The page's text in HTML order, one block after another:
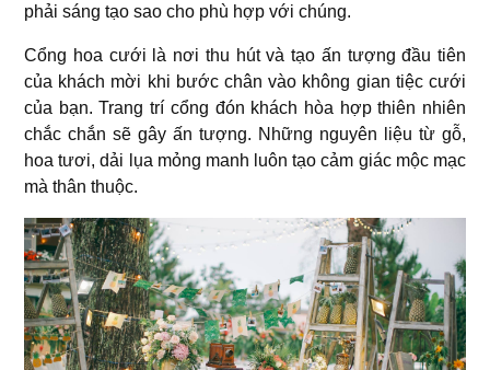
phải sáng tạo sao cho phù hợp với chúng.
Cổng hoa cưới là nơi thu hút và tạo ấn tượng đầu tiên
của khách mời khi bước chân vào không gian tiệc cưới
của bạn. Trang trí cổng đón khách hòa hợp thiên nhiên
chắc chắn sẽ gây ấn tượng. Những nguyên liệu từ gỗ,
hoa tươi, dải lụa mỏng manh luôn tạo cảm giác mộc mạc
mà thân thuộc.